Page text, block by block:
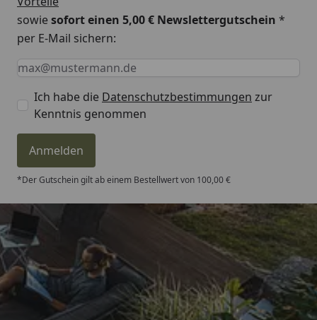
sowiesofort einen 5,00 € Newslettergutschein *
per E-Mail sichern:
Keine Eingabe erforderlich
Eingabe erforderlich
E-Mail *
Ich habe die Datenschutzbestimmungen zur
Kenntnis genommen
Anmelden
*Der Gutschein gilt ab einem Bestellwert von 100,00 €
Trusted Shops
4,81/ 5